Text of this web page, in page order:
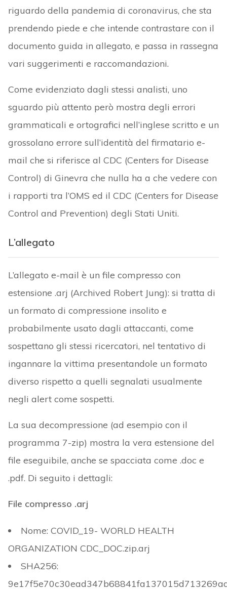
riguardo della pandemia di coronavirus, che sta
prendendo piede e che intende contrastare con il
documento guida in allegato, e passa in rassegna
vari suggerimenti e raccomandazioni.
Come evidenziato dagli stessi analisti, uno
sguardo più attento però mostra degli errori
grammaticali e ortografici nell’inglese scritto e un
grossolano errore sull’identità del firmatario e-
mail che si riferisce al CDC (Centers for Disease
Control) di Ginevra che nulla ha a che vedere con
i rapporti tra l’OMS ed il CDC (Centers for Disease
Control and Prevention) degli Stati Uniti.
L’allegato
L’allegato e-mail è un file compresso con
estensione .arj (Archived Robert Jung): si tratta di
un formato di compressione insolito e
probabilmente usato dagli attaccanti, come
sospettano gli stessi ricercatori, nel tentativo di
ingannare la vittima presentandole un formato
diverso rispetto a quelli segnalati usualmente
negli alert come sospetti.
La sua decompressione (ad esempio con il
programma 7-zip) mostra la vera estensione del
file eseguibile, anche se spacciata come .doc e
.pdf. Di seguito i dettagli:
File compresso .arj
Nome: COVID_19- WORLD HEALTH
ORGANIZATION CDC_DOC.zip.arj
SHA256: